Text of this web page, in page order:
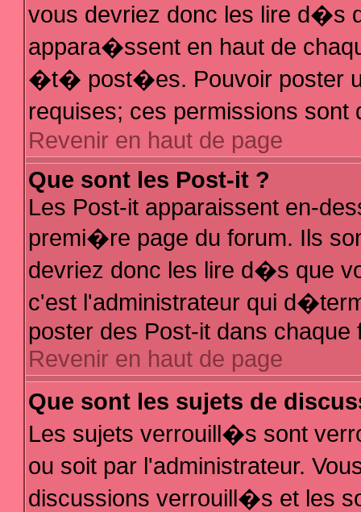
vous devriez donc les lire d�s
appara�ssent en haut de
�t� post�es. Pouvoir poster
requises; ces permissions
Revenir en haut de page
Que sont les Post-it ?
Les Post-it apparaissent en-
premi�re page du forum. Ils
devriez donc les lire d�s que
c'est l'administrateur qui
poster des Post-it dans chaque
Revenir en haut de page
Que sont les sujets de
Les sujets verrouill�s sont
ou soit par l'administrateur.
discussions verrouill�s et les